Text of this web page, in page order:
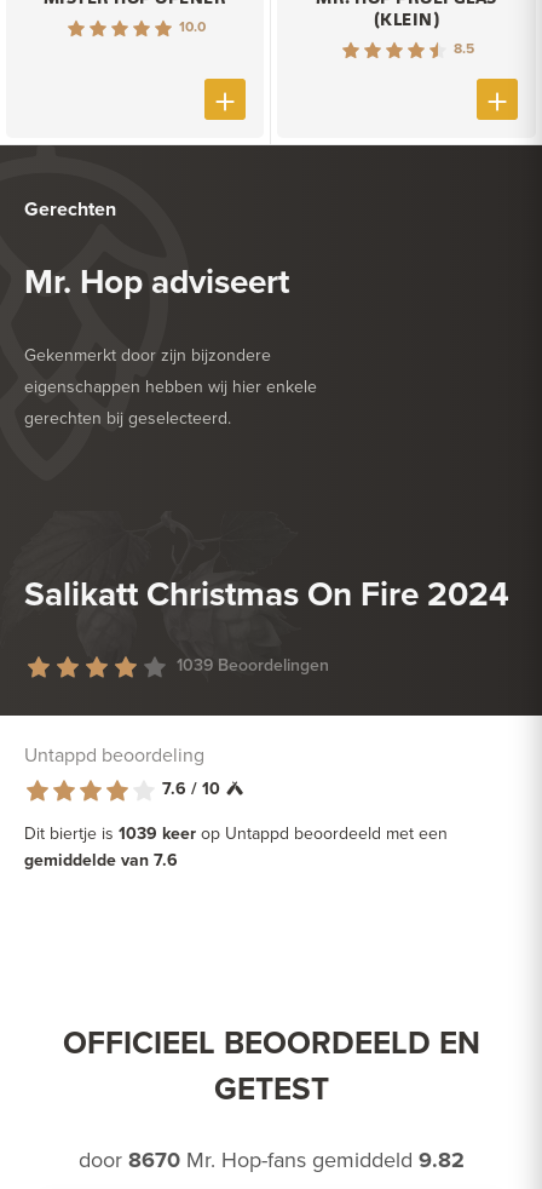
10.0
(KLEIN)
8.5
Gerechten
Mr. Hop adviseert
Gekenmerkt door zijn bijzondere
eigenschappen hebben wij hier enkele
gerechten bij geselecteerd.
HEERLIJK BIJ
Salikatt Christmas On Fire 2024
1039 Beoordelingen
Untappd beoordeling
7.6 / 10
Dit biertje is 1039 keer op Untappd beoordeeld met een
gemiddelde van 7.6
OFFICIEEL BEOORDEELD EN
GETEST
door 8670Mr. Hop-fans gemiddeld 9.82